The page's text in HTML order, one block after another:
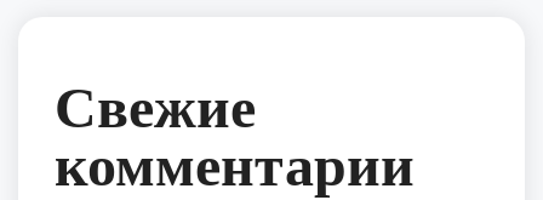
Свежие
комментарии